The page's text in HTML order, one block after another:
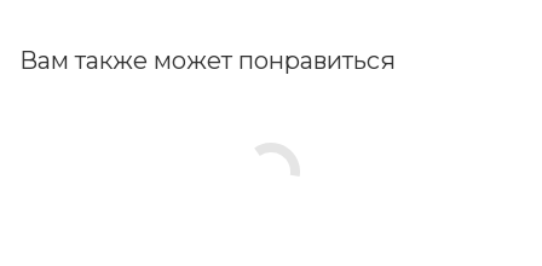
Вам также может понравиться